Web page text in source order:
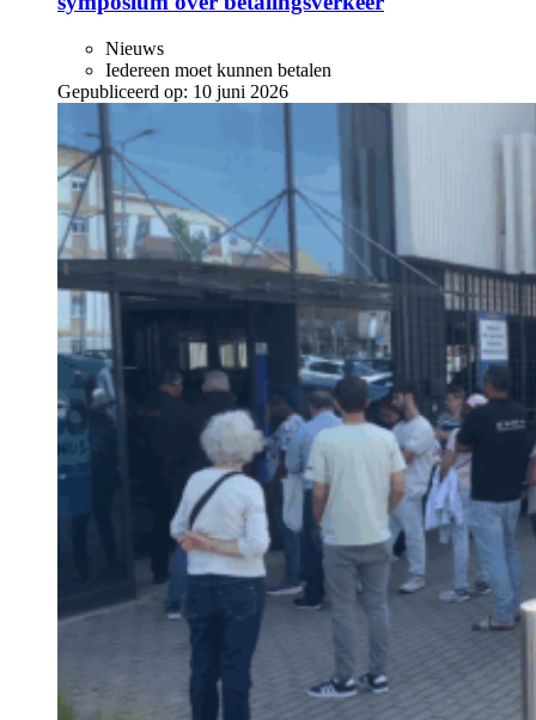
Nieuws
Iedereen moet kunnen betalen
Gepubliceerd op: 10 juni 2026